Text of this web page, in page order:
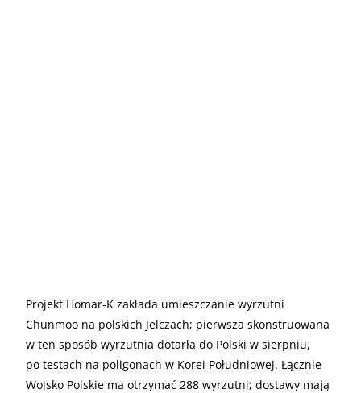
Projekt Homar-K zakłada umieszczanie wyrzutni
Chunmoo na polskich Jelczach; pierwsza skonstruowana
w ten sposób wyrzutnia dotarła do Polski w sierpniu,
po testach na poligonach w Korei Południowej. Łącznie
Wojsko Polskie ma otrzymać 288 wyrzutni; dostawy mają